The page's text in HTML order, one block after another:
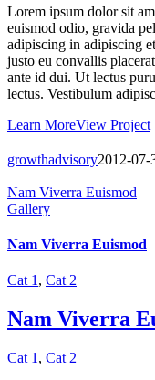
Lorem ipsum dolor sit
euismod odio, gravida
adipiscing in adipiscing
justo eu convallis
ante id dui. Ut lectus
lectus. Vestibulum
Learn MoreView Project
growthadvisory2012-07-
Nam Viverra Euismod
Gallery
Nam Viverra Euismod
Cat 1, Cat 2
Nam Viverra
Cat 1 , Cat 2